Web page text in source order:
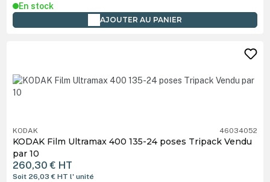
En stock
AJOUTER AU PANIER
KODAK 46034052
KODAK Film Ultramax 400 135-24 poses Tripack Vendu
par 10
260,30 € HT
Soit 26,03 €HTl' unité